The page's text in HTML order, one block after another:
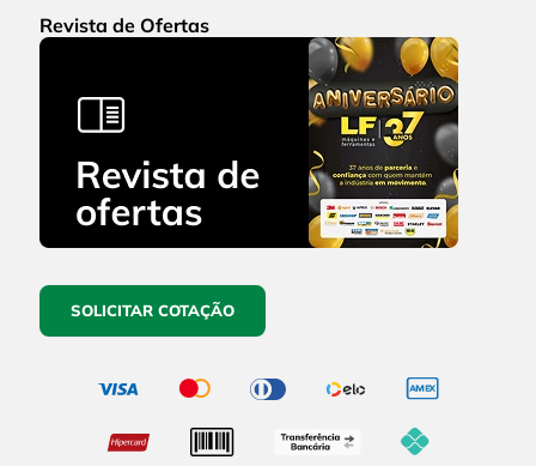
Revista de Ofertas
SOLICITAR COTAÇÃO